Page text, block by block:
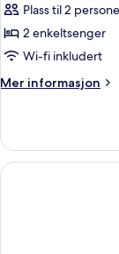
av
Double
Adults
Only
Partial
View
Plass til 2
2 enkeltsenger
Wi-fi inkludert
Mer informasjon
Mer
Adults
Only
Partial